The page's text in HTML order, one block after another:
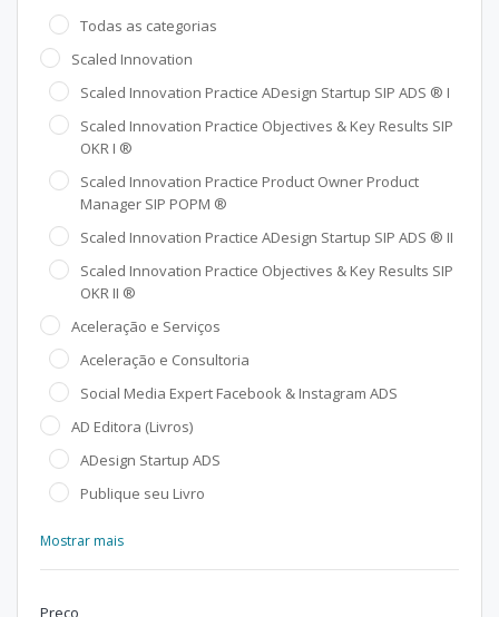
Todas as categorias
Scaled Innovation
Scaled Innovation Practice ADesign Startup SIP ADS ® I
Scaled Innovation Practice Objectives & Key Results SIP
OKR I ®
Scaled Innovation Practice Product Owner Product
Manager SIP POPM ®
Scaled Innovation Practice ADesign Startup SIP ADS ® II
Scaled Innovation Practice Objectives & Key Results SIP
OKR II ®
Aceleração e Serviços
Aceleração e Consultoria
Social Media Expert Facebook & Instagram ADS
AD Editora (Livros)
ADesign Startup ADS
Publique seu Livro
Mostrar mais
Preço